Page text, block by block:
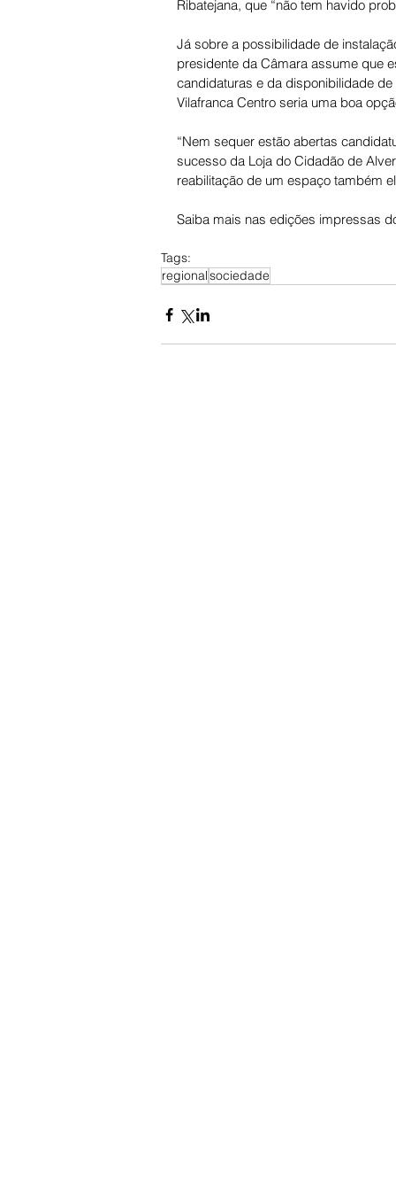
Ribatejana, que “não tem havido
Já sobre a possibilidade de
presidente da Câmara assume que
candidaturas e da disponibilidade
Vilafranca Centro seria uma boa
“Nem sequer estão abertas
sucesso da Loja do Cidadão de
reabilitação de um espaço também
Saiba mais nas edições impressas
Tags:
regionalsociedade